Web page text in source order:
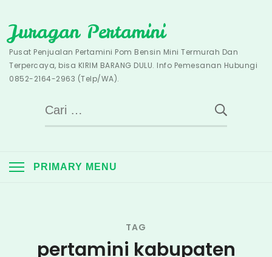
to
content
Juragan Pertamini
Pusat Penjualan Pertamini Pom Bensin Mini Termurah Dan
Terpercaya, bisa KIRIM BARANG DULU. Info Pemesanan Hubungi
0852-2164-2963 (Telp/WA).
Cari
untuk:
PRIMARY MENU
TAG
pertamini kabupaten